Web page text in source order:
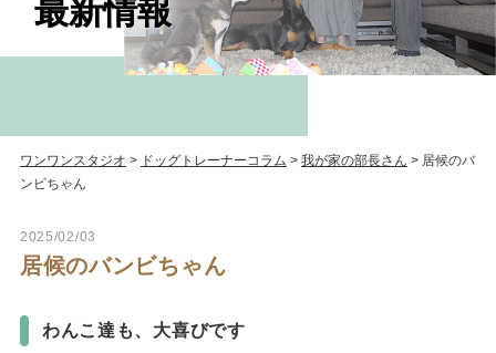
最新情報
最新情報
ワンワンスタジオ > ドッグトレーナーコラム > 我が家の部長さん > 居候のバ
ンビちゃん
2025/02/03
居候のバンビちゃん
わんこ達も、大喜びです